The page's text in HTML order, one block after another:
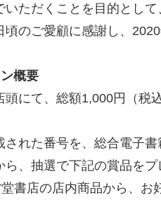
いただくことを目的とし
頃のご愛顧に感謝し、
概要
頭にて、総額1,000円（税
された番号を、総合電子
ら、抽選で下記の賞品をプ
堂書店の店内商品から、